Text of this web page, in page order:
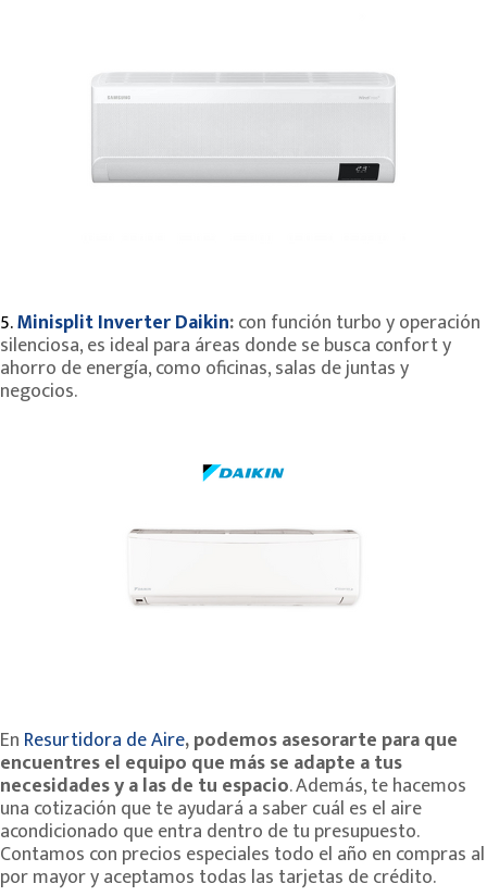
5.Minisplit Inverter Daikin:con función turbo y operación
silenciosa, es ideal para áreas donde se busca confort y
ahorro de energía, como oficinas, salas de juntas y
negocios.
En Resurtidora de Aire, podemos asesorarte para que
encuentres el equipo que más se adapte a tus
necesidades y a las de tu espacio. Además, te hacemos
una cotización que te ayudará a saber cuál es el aire
acondicionado que entra dentro de tu presupuesto.
Contamos con precios especiales todo el año en compras al
por mayor y aceptamos todas las tarjetas de crédito.